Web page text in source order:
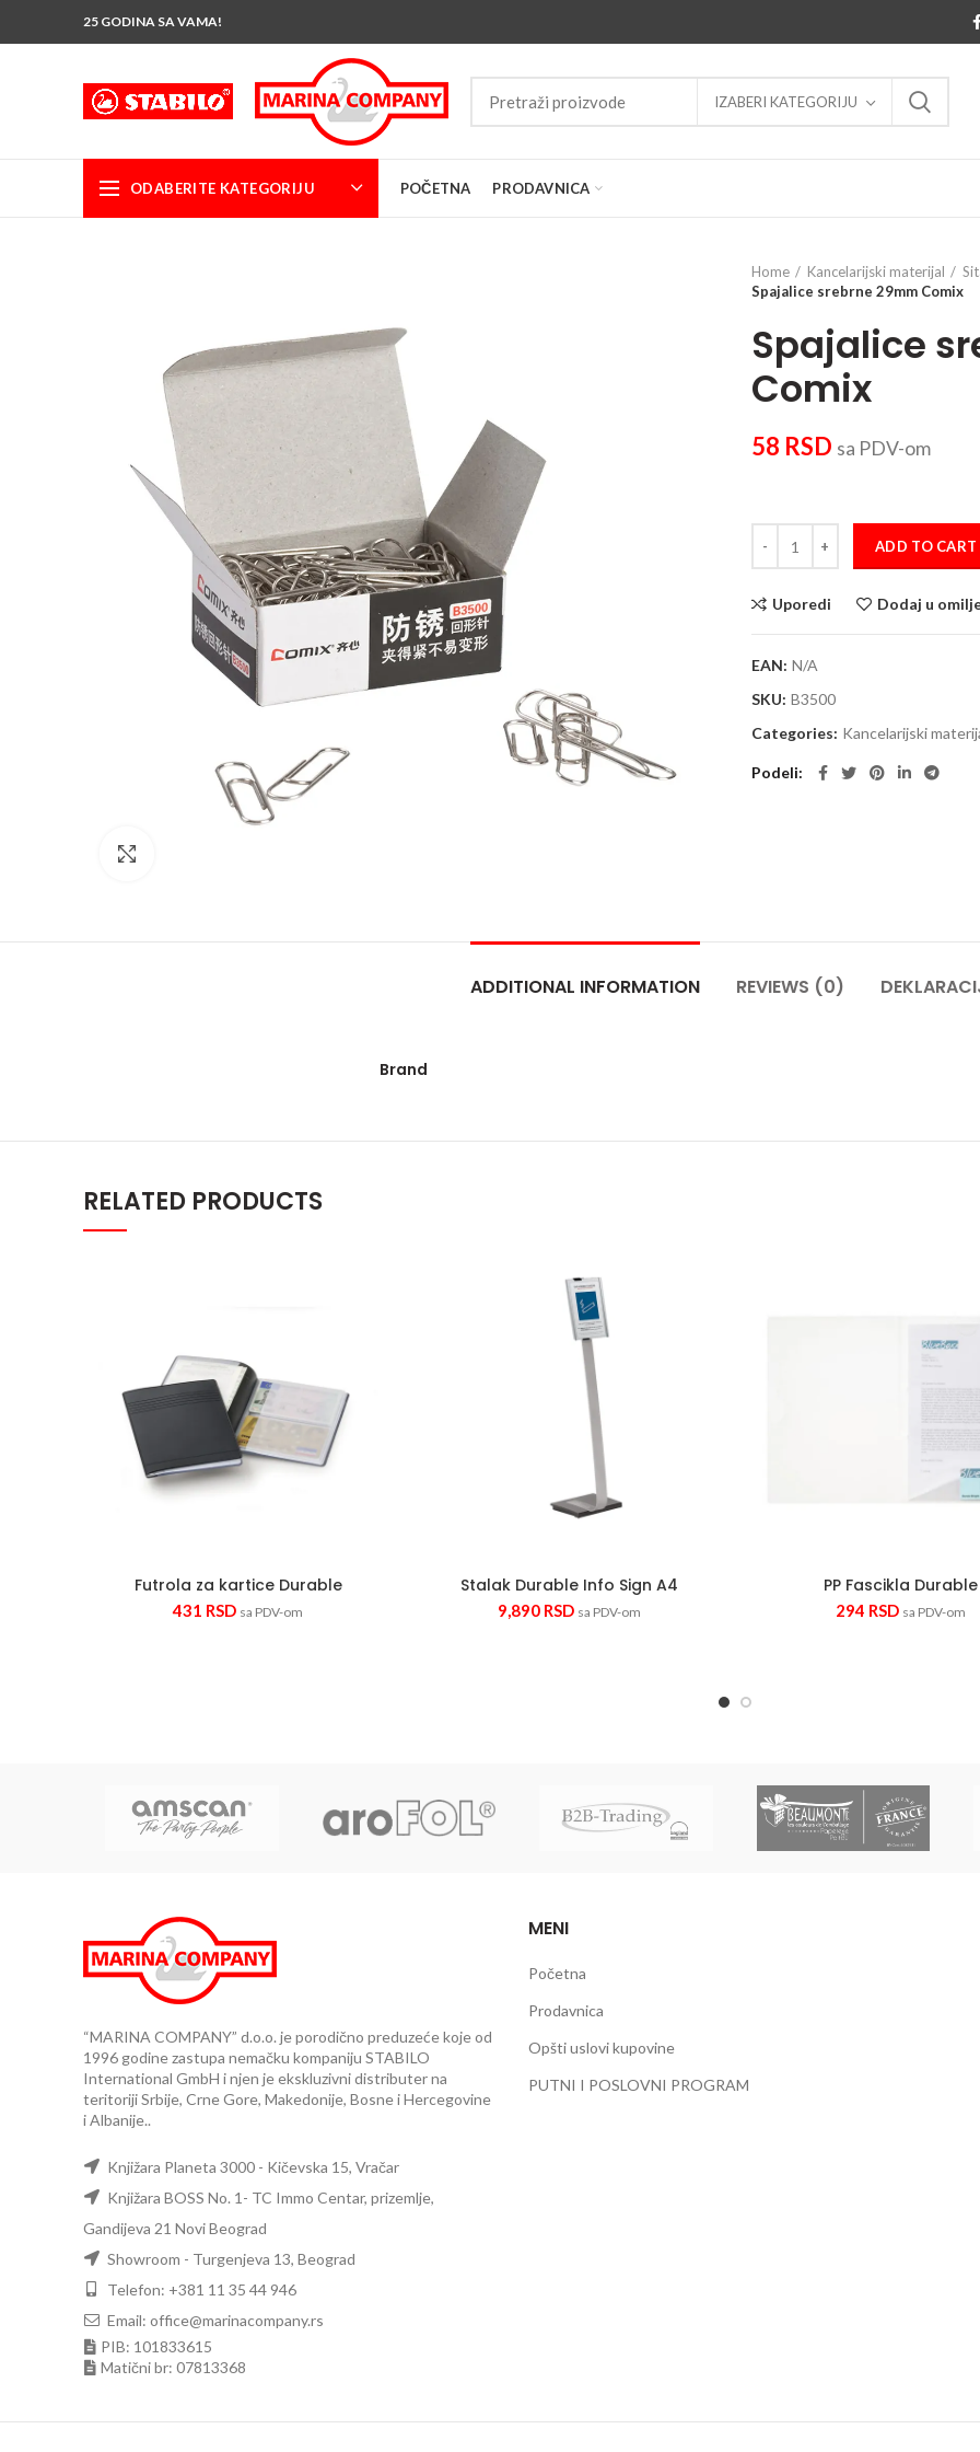
25 GODINA SA VAMA!
IZABERI KATEGORIJU
ODABERITE KATEGORIJU POČETNA PRODAVNICA
Home Kancelarijski materijal
Spajalice srebrne 29mm Comix
Spajalice
Comix
58 RSD sa PDV-om
ADD TO CART
Uporedi Dodaj u
EAN: N/A
SKU: B3500
Categories: Kancelarijski
Podeli
ADDITIONAL INFORMATION REVIEWS (0)
Brand
RELATED PRODUCTS
Futrola za kartice Durable
431 RSD sa PDV-om
Stalak Durable Info Sign A4
9,890 RSD sa PDV-om
PP Fascikla Durable
294 RSD sa PDV-om
PP
“MARINA COMPANY” d.o.o. je porodično preduzeće koje od
1996 godine zastupa nemačku kompaniju STABILO
International GmbH i njen je ekskluzivni distributer na
teritoriji Srbije, Crne Gore, Makedonije, Bosne i Hercegovine
i Albanije..
Knjižara Planeta 3000 - Kičevska 15, Vračar
Knjižara BOSS No. 1- TC Immo Centar, prizemlje,
Gandijeva 21 Novi Beograd
Showroom - Turgenjeva 13, Beograd
Telefon: +381 11 35 44 946
Email: office@marinacompany.rs
PIB: 101833615
Matični br: 07813368
MENI
Početna
Prodavnica
Opšti uslovi kupovine
PUTNI I POSLOVNI PROGRAM